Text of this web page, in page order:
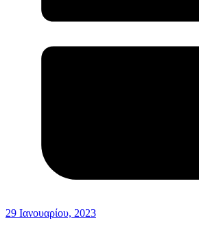
29 Ιανουαρίου, 2023